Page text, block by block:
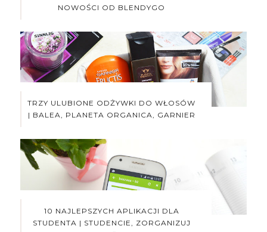
NOWOŚCI OD BLENDYGO
TRZY ULUBIONE ODŻYWKI DO WŁOSÓW
| BALEA, PLANETA ORGANICA, GARNIER
10 NAJLEPSZYCH APLIKACJI DLA
STUDENTA | STUDENCIE, ZORGANIZUJ